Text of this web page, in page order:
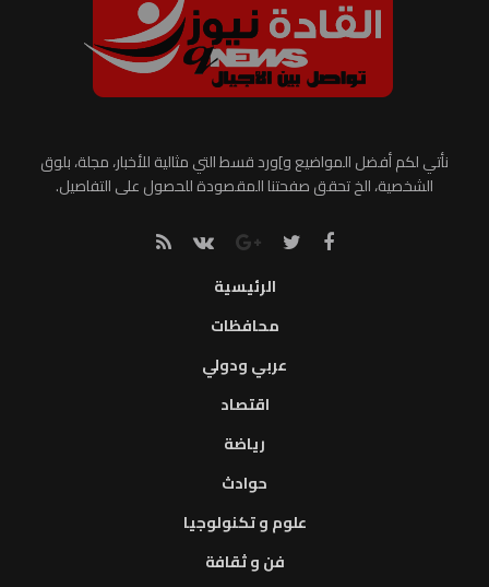
نأتي لكم أفضل المواضيع و]ورد قسط التي مثالية للأخبار، مجلة، بلوق
الشخصية، الخ تحقق صفحتنا المقصودة للحصول على التفاصيل.
الرئيسية
محافظات
عربي ودولي
اقتصاد
رياضة
حوادث
علوم و تكنولوجيا
فن و ثقافة